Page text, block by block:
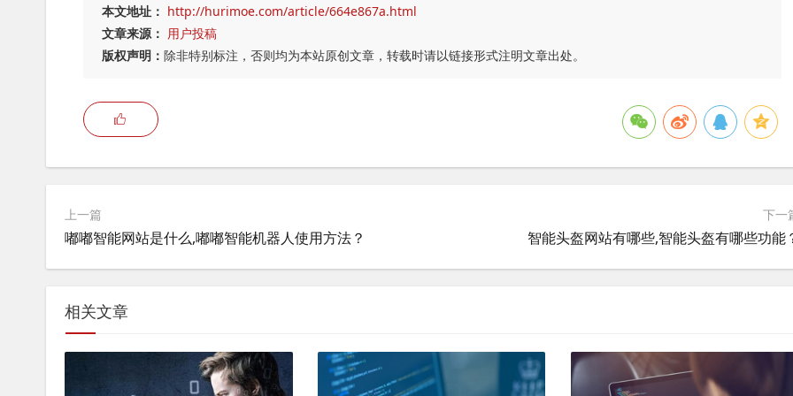
本文地址： http://hurimoe.com/article/664e867a.html
文章来源： 用户投稿
版权声明： 除非特别标注，否则均为本站原创文章，转载时请以链接形式注明文章出处。
上一篇
嘟嘟智能网站是什么,嘟嘟智能机器人使用方法？
下一
智能头盔网站有哪些,智能头盔有哪些功能
相关文章